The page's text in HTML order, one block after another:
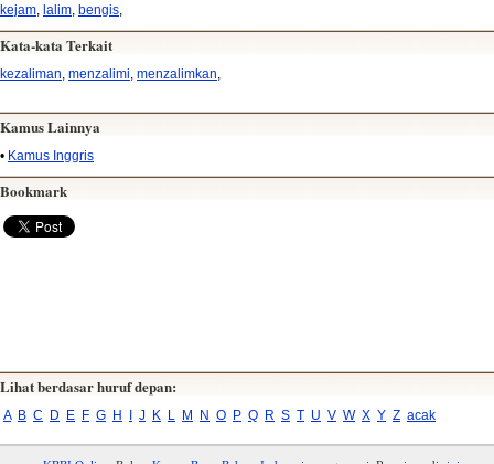
kejam lalim bengis
Kata-kata Terkait
kezaliman, menzalimi, menzalimkan,
Kamus Lainnya
• Kamus Inggris
Bookmark
Lihat berdasar huruf depan:
A B C D E F G H I J K L M N O P Q R S T U V W X Y Z acak